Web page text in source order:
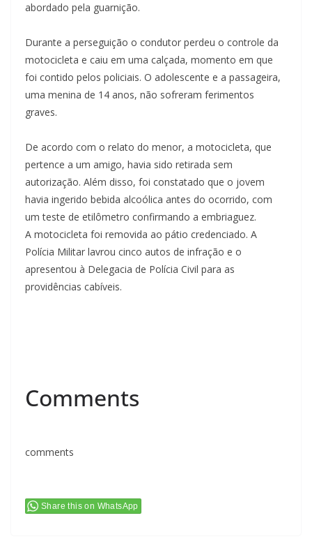
abordado pela guarnição.
Durante a perseguição o condutor perdeu o controle da
motocicleta e caiu em uma calçada, momento em que
foi contido pelos policiais. O adolescente e a passageira,
uma menina de 14 anos, não sofreram ferimentos
graves.
De acordo com o relato do menor, a motocicleta, que
pertence a um amigo, havia sido retirada sem
autorização. Além disso, foi constatado que o jovem
havia ingerido bebida alcoólica antes do ocorrido, com
um teste de etilômetro confirmando a embriaguez.
A motocicleta foi removida ao pátio credenciado. A
Polícia Militar lavrou cinco autos de infração e o
apresentou à Delegacia de Polícia Civil para as
providências cabíveis.
Comments
comments
Share this on WhatsApp